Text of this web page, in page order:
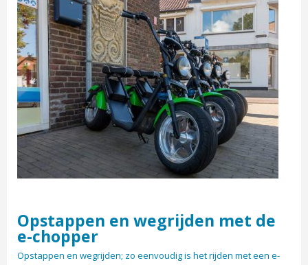
Opstappen en wegrijden met de
e-chopper
Opstappen en wegrijden; zo eenvoudig is het rijden met een e-